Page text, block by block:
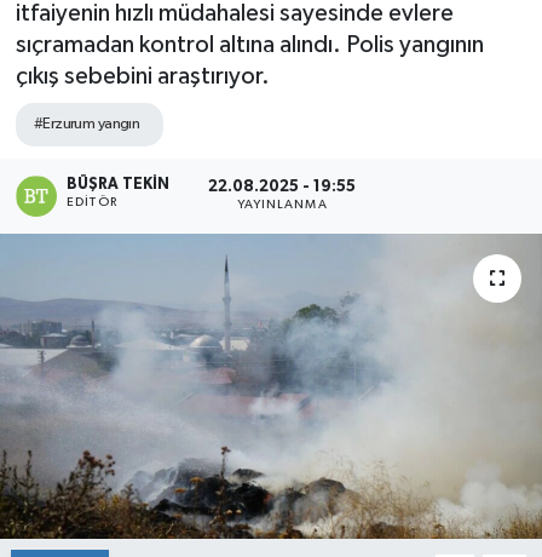
itfaiyenin hızlı müdahalesi sayesinde evlere
sıçramadan kontrol altına alındı. Polis yangının
çıkış sebebini araştırıyor.
#Erzurum yangın
BÜŞRA TEKIN
EDITÖR
22.08.2025 - 19:55
YAYINLANMA